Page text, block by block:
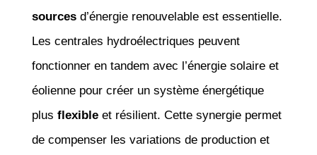
sourcesd’énergie renouvelable est essentielle.
Les centrales hydroélectriques peuvent
fonctionner en tandem avec l’énergie solaire et
éolienne pour créer un système énergétique
plus flexibleet résilient. Cette synergie permet
de compenser les variations de production et